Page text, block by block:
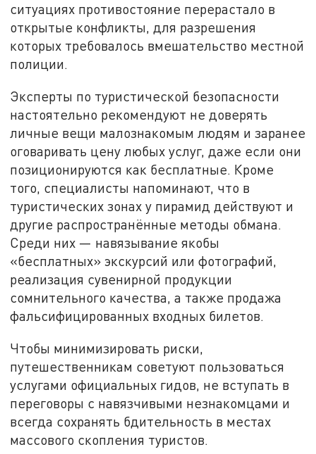
ситуациях противостояние перерастало в
открытые конфликты, для разрешения
которых требовалось вмешательство местной
полиции.
Эксперты по туристической безопасности
настоятельно рекомендуют не доверять
личные вещи малознакомым людям и заранее
оговаривать цену любых услуг, даже если они
позиционируются как бесплатные. Кроме
того, специалисты напоминают, что в
туристических зонах у пирамид действуют и
другие распространённые методы обмана.
Среди них — навязывание якобы
«бесплатных» экскурсий или фотографий,
реализация сувенирной продукции
сомнительного качества, а также продажа
фальсифицированных входных билетов.
Чтобы минимизировать риски,
путешественникам советуют пользоваться
услугами официальных гидов, не вступать в
переговоры с навязчивыми незнакомцами и
всегда сохранять бдительность в местах
массового скопления туристов.